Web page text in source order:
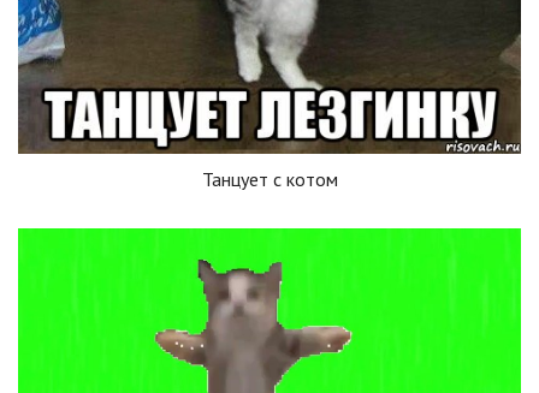
Танцует с котом